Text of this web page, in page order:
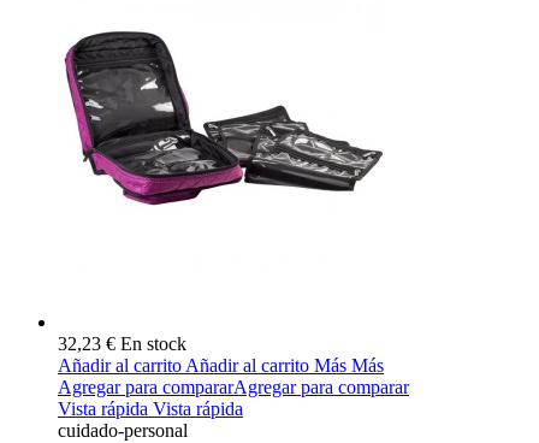
32,23 € En stock
Añadir al carrito Añadir al carrito Más Más
Agregar para compararAgregar para comparar
Vista rápida Vista rápida
cuidado-personal